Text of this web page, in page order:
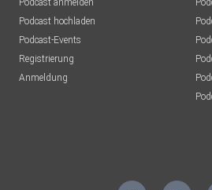
Spendenbescheinigung: https://
Podcast anmelden
Podcast hochladen
Podcast-Events
Registrierung
Anmeldung